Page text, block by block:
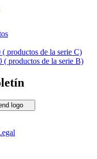
productos de la serie C)
( productos de la serie B)